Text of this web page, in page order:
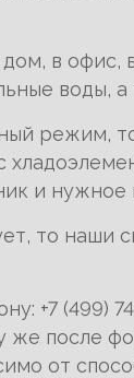
в офис,
режим,
и нужное
то наши
+7 (499)
после
от